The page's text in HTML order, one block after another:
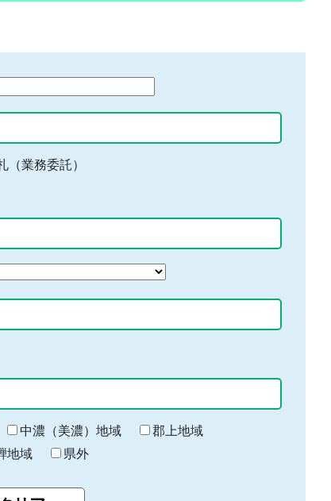
（業務委託）
中濃（美濃）地域
郡上地域
地域 県外